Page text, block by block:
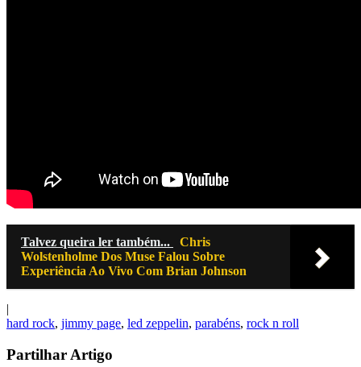
Talvez queira ler também...
Chris
Wolstenholme Dos Muse Falou Sobre
Experiência Ao Vivo Com Brian Johnson
|
hard rock, jimmy page, led zeppelin, parabéns, rock n roll
Partilhar Artigo